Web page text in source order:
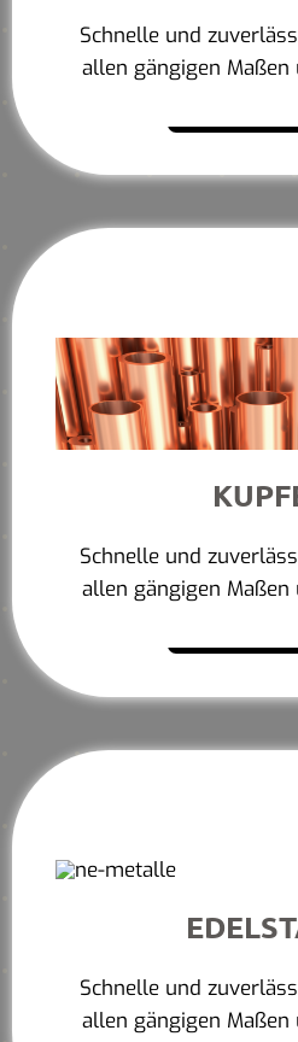
Schnelle und
allen gängigen Maßen
Schnelle und
allen gängigen Maßen
Schnelle und
allen gängigen Maßen